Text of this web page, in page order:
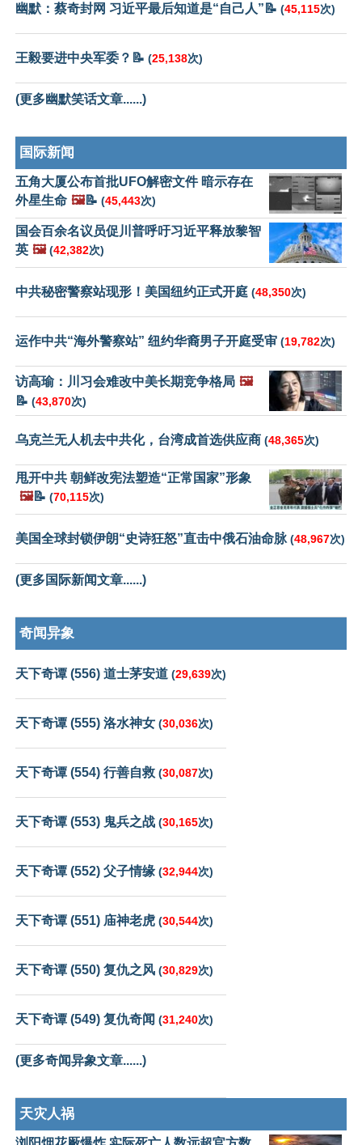
幽默：蔡奇封网 习近平最后知道是“自己人”📝 (45,115次)
王毅要进中央军委？📝 (25,138次)
(更多幽默笑话文章......)
国际新闻
五角大厦公布首批UFO解密文件 暗示存在
外星生命 🖼️📝 (45,443次)
国会百余名议员促川普呼吁习近平释放黎智
英 🖼️ (42,382次)
中共秘密警察站现形！美国纽约正式开庭 (48,350次)
运作中共“海外警察站” 纽约华裔男子开庭受审 (19,782次)
访高瑜：川习会难改中美长期竞争格局 🖼️
📝 (43,870次)
乌克兰无人机去中共化，台湾成首选供应商 (48,365次)
甩开中共 朝鲜改宪法塑造“正常国家”形象
🖼️📝 (70,115次)
美国全球封锁伊朗“史诗狂怒”直击中俄石油命脉 (48,967次)
(更多国际新闻文章......)
奇闻异象
天下奇谭 (556) 道士茅安道 (29,639次)
天下奇谭 (555) 洛水神女 (30,036次)
天下奇谭 (554) 行善自救 (30,087次)
天下奇谭 (553) 鬼兵之战 (30,165次)
天下奇谭 (552) 父子情缘 (32,944次)
天下奇谭 (551) 庙神老虎 (30,544次)
天下奇谭 (550) 复仇之风 (30,829次)
天下奇谭 (549) 复仇奇闻 (31,240次)
(更多奇闻异象文章......)
天灾人祸